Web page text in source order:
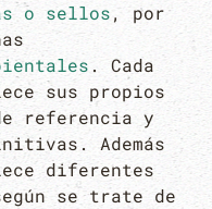
o sellos, por
. Cada
sus propios
referencia y
Además
diferentes
se trate de